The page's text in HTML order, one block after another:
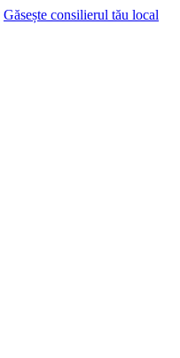
Găsește consilierul tău local